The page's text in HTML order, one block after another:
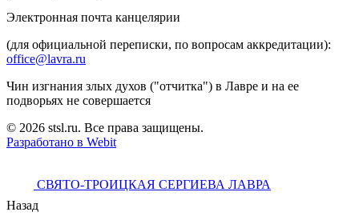
Электронная почта канцелярии
(для официальной переписки, по вопросам аккредитации):
office@lavra.ru
Чин изгнания злых духов ("отчитка") в Лавре и на ее
подворьях не совершается
© 2026 stsl.ru. Все права защищены.
Разработано в Webit
СВЯТО-ТРОИЦКАЯ СЕРГИЕВА ЛАВРА
Назад